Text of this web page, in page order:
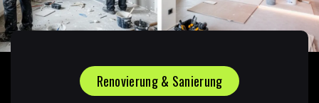
Renovierung & Sanierung